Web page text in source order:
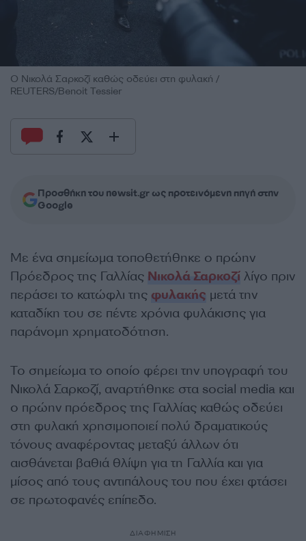
O Νικολά Σαρκοζί καθώς οδεύει στη φυλακή /
REUTERS/Benoit Tessier
Προσθήκη του newsit.gr ως προτεινόμενη πηγή στην
Google
Με ένα σημείωμα τοποθετήθηκε ο πρώην
Πρόεδρος της Γαλλίας Νικολά Σαρκοζί λίγο πριν
περάσει το κατώφλι της φυλακής μετά την
καταδίκη του σε πέντε χρόνια φυλάκισης για
παράνομη χρηματοδότηση.
Το σημείωμα το οποίο φέρει την υπογραφή του
Νικολά Σαρκοζί, αναρτήθηκε στα social media και
ο πρώην πρόεδρος της Γαλλίας καθώς οδεύει
στη φυλακή χρησιμοποιεί πολύ δραματικούς
τόνους αναφέροντας μεταξύ άλλων ότι
αισθάνεται βαθιά θλίψη για τη Γαλλία και για
μίσος από τους αντιπάλους του που έχει φτάσει
σε πρωτοφανές επίπεδο.
ΔΙΑΦΗΜΙΣΗ